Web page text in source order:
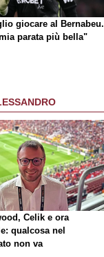
giocare al Bernabeu.
parata più bella"
Celik e ora
qualcosa nel
non va